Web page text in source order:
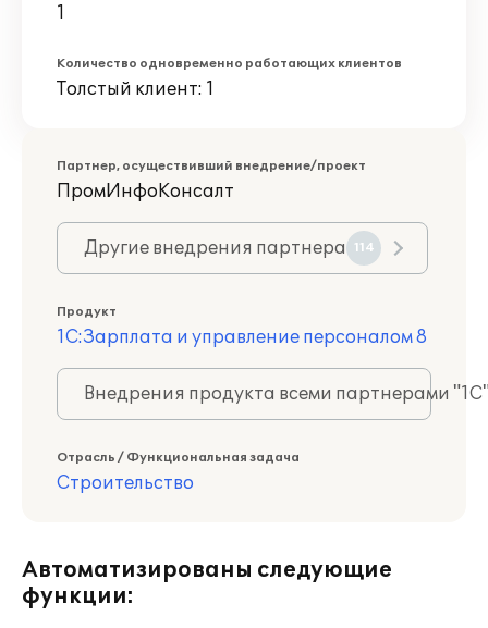
1
Количество одновременно работающих клиентов
Толстый клиент: 1
Партнер, осуществивший внедрение/проект
ПромИнфоКонсалт
Другие внедрения партнера 114
Продукт
1С:Зарплата и управление персоналом 8
Внедрения продукта всеми партнерами
Отрасль / Функциональная задача
Строительство
Автоматизированы следующие
функции: